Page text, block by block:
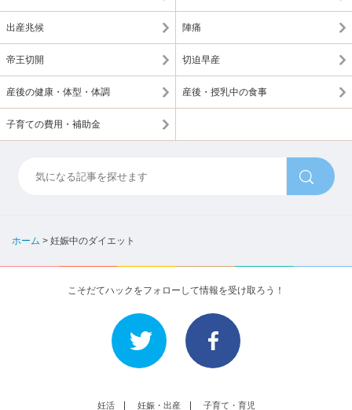
出産兆候 陣痛
帝王切開 切迫早産
産後の健康・体型・体調 産後・授乳中の食事
子育ての費用・補助金
ホーム > 妊娠中のダイエット
こそだてハックをフォローして情報を受け取ろう！
妊活 妊娠・出産 子育て・育児